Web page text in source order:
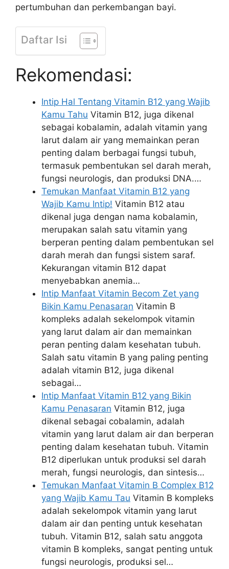
pertumbuhan dan perkembangan bayi.
Daftar Isi
Rekomendasi:
Intip Hal Tentang Vitamin B12 yang Wajib
Kamu Tahu Vitamin B12, juga dikenal
sebagai kobalamin, adalah vitamin yang
larut dalam air yang memainkan peran
penting dalam berbagai fungsi tubuh,
termasuk pembentukan sel darah merah,
fungsi neurologis, dan produksi DNA.…
Temukan Manfaat Vitamin B12 yang
Wajib Kamu Intip! Vitamin B12 atau
dikenal juga dengan nama kobalamin,
merupakan salah satu vitamin yang
berperan penting dalam pembentukan sel
darah merah dan fungsi sistem saraf.
Kekurangan vitamin B12 dapat
menyebabkan anemia…
Intip Manfaat Vitamin Becom Zet yang
Bikin Kamu Penasaran Vitamin B
kompleks adalah sekelompok vitamin
yang larut dalam air dan memainkan
peran penting dalam kesehatan tubuh.
Salah satu vitamin B yang paling penting
adalah vitamin B12, juga dikenal
sebagai…
Intip Manfaat Vitamin B12 yang Bikin
Kamu Penasaran Vitamin B12, juga
dikenal sebagai cobalamin, adalah
vitamin yang larut dalam air dan berperan
penting dalam kesehatan tubuh. Vitamin
B12 diperlukan untuk produksi sel darah
merah, fungsi neurologis, dan sintesis…
Temukan Manfaat Vitamin B Complex B12
yang Wajib Kamu Tau Vitamin B kompleks
adalah sekelompok vitamin yang larut
dalam air dan penting untuk kesehatan
tubuh. Vitamin B12, salah satu anggota
vitamin B kompleks, sangat penting untuk
fungsi neurologis, produksi sel…